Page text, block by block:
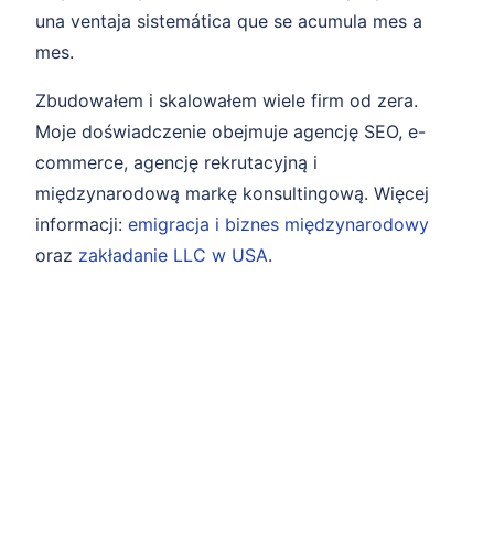
una ventaja sistemática que se acumula mes a
mes.
Zbudowałem i skalowałem wiele firm od zera.
Moje doświadczenie obejmuje agencję SEO, e-
commerce, agencję rekrutacyjną i
międzynarodową markę konsultingową. Więcej
informacji: emigracja i biznes międzynarodowy
oraz zakładanie LLC w USA.